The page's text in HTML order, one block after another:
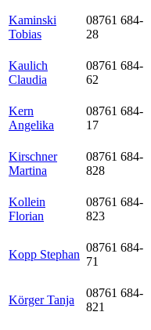
Kaminski
Tobias
08761 684-
28
Kaulich
Claudia
08761 684-
62
Kern
Angelika
08761 684-
17
Kirschner
Martina
08761 684-
828
Kollein
Florian
08761 684-
823
Kopp Stephan
08761 684-
71
Körger Tanja
08761 684-
821